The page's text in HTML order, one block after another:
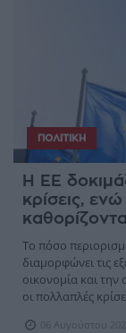
ΠΟΛΙΤΙΚΉ
Η ΕΕ
κρίσεις, ενώ
Το πόσο
διαμορφώνει τις
οικονομία και την
οι πολλαπλές